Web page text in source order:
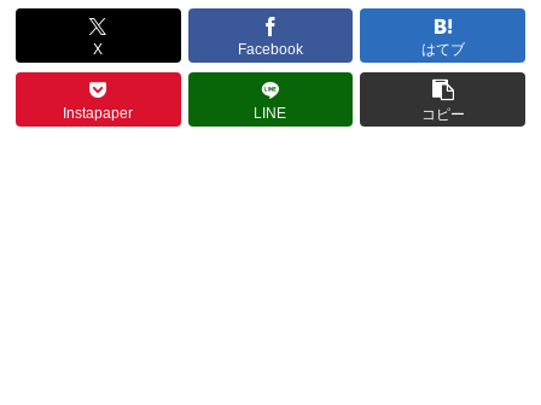
X Facebook はてブ
Instapaper LINE コピー